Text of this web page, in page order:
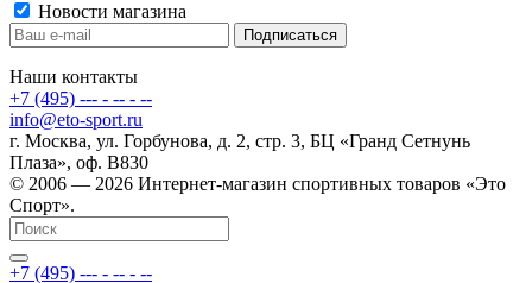
Новости магазина
Наши контакты
+7 (495) --- - -- - --
info@eto-sport.ru
г. Москва, ул. Горбунова, д. 2, стр. 3, БЦ «Гранд Сетнунь
Плаза», оф. В830
© 2006 — 2026 Интернет-магазин спортивных товаров «Это
Спорт».
+7 (495) --- - -- - --